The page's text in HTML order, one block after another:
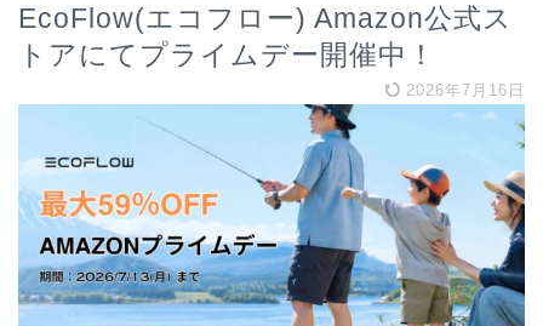
EcoFlow(エコフロー) Amazon公式ス
トアにてプライムデー開催中！
2026年7月16日